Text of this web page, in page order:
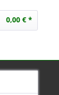
0,00 € *